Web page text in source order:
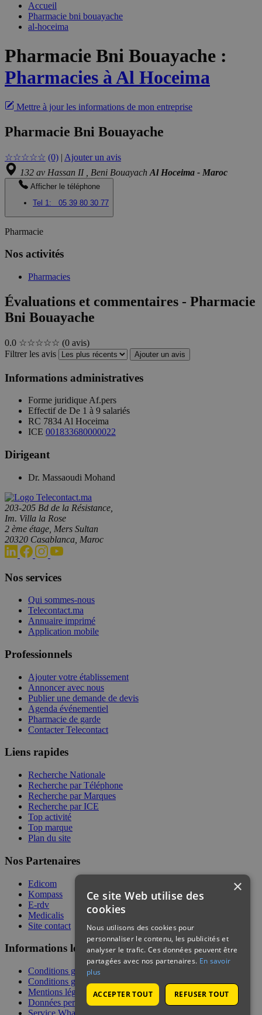
Accueil
Pharmacie bni bouayache
al-hoceima
Pharmacie Bni Bouayache :
Pharmacies à Al Hoceima
Mettre à jour les informations de mon entreprise
Pharmacie Bni Bouayache
☆☆☆☆☆ (0) | Ajouter un avis
132 av Hassan II , Beni Bouayach Al Hoceima - Maroc
Afficher le téléphone
Tel 1:
05 39 80 30 77
Pharmacie
Nos activités
Pharmacies
Évaluations et commentaires - Pharmacie
Bni Bouayache
0.0 ☆☆☆☆☆ (0 avis)
Filtrer les avis
Ajouter un avis
Informations administratives
Forme juridique Af.pers
Effectif de De 1 à 9 salariés
RC 7834 Al Hoceima
ICE 001833680000022
Dirigeant
Dr. Massaoudi Mohand
203-205 Bd de la Résistance,
Im. Villa la Rose
2 ème étage, Mers Sultan
20320 Casablanca, Maroc
Nos services
Qui sommes-nous
Telecontact.ma
Annuaire imprimé
Application mobile
Professionnels
Ajouter votre établissement
Annoncer avec nous
Publier une demande de devis
Agenda événementiel
Pharmacie de garde
Contacter Telecontact
Liens rapides
Recherche Nationale
Recherche par Téléphone
Recherche par Marques
Recherche par ICE
Top activité
Top marque
Plan du site
Nos Partenaires
Edicom
Kompass
E-rdv
Medicalis
Site contact
Informations légales
Conditions générales de services
Conditions générales de vente
Mentions légales
Données personnelles
Service WhatsApp
×
Ce site Web utilise des
cookies
Nous utilisons des cookies pour
personnaliser le contenu, les publicités et
analyser le trafic. Ces données peuvent être
partagées avec nos partenaires. En savoir
plus
ACCEPTER TOUT REFUSER TOUT